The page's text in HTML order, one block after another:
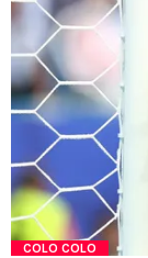
COLO COLO